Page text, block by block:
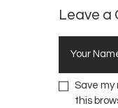
Leave a
Save my
this